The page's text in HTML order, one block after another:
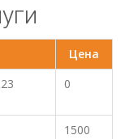
Цена
0
1500